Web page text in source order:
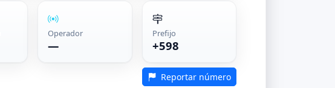
Operador
—
Prefijo
+598
Reportar número